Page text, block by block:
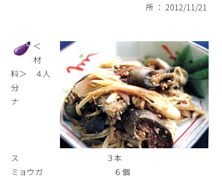
所 ： 2012/11/21
＜
材
料＞ ４人
分
ナ
ス ３本
ミョウガ ６個